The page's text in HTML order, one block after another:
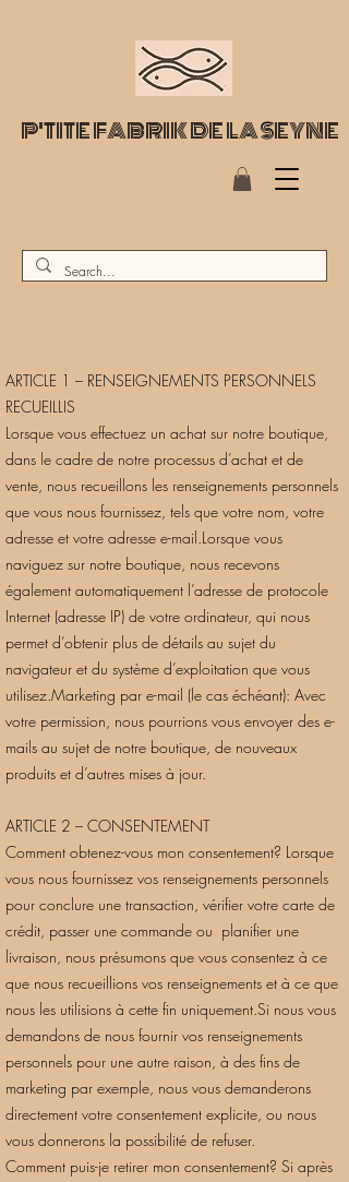
P'TITE FABRIK DE LA SEYNE
ARTICLE 1 – RENSEIGNEMENTS PERSONNELS
RECUEILLIS
Lorsque vous effectuez un achat sur notre boutique,
dans le cadre de notre processus d’achat et de
vente, nous recueillons les renseignements personnels
que vous nous fournissez, tels que votre nom, votre
adresse et votre adresse e-mail.Lorsque vous
naviguez sur notre boutique, nous recevons
également automatiquement l’adresse de protocole
Internet (adresse IP) de votre ordinateur, qui nous
permet d’obtenir plus de détails au sujet du
navigateur et du système d’exploitation que vous
utilisez.Marketing par e-mail (le cas échéant): Avec
votre permission, nous pourrions vous envoyer des e-
mails au sujet de notre boutique, de nouveaux
produits et d’autres mises à jour.
ARTICLE 2 – CONSENTEMENT
Comment obtenez-vous mon consentement? Lorsque
vous nous fournissez vos renseignements personnels
pour conclure une transaction, vérifier votre carte de
crédit, passer une commande ou planifier une
livraison, nous présumons que vous consentez à ce
que nous recueillions vos renseignements et à ce que
nous les utilisions à cette fin uniquement.Si nous vous
demandons de nous fournir vos renseignements
personnels pour une autre raison, à des fins de
marketing par exemple, nous vous demanderons
directement votre consentement explicite, ou nous
vous donnerons la possibilité de refuser.
Comment puis-je retirer mon consentement? Si après